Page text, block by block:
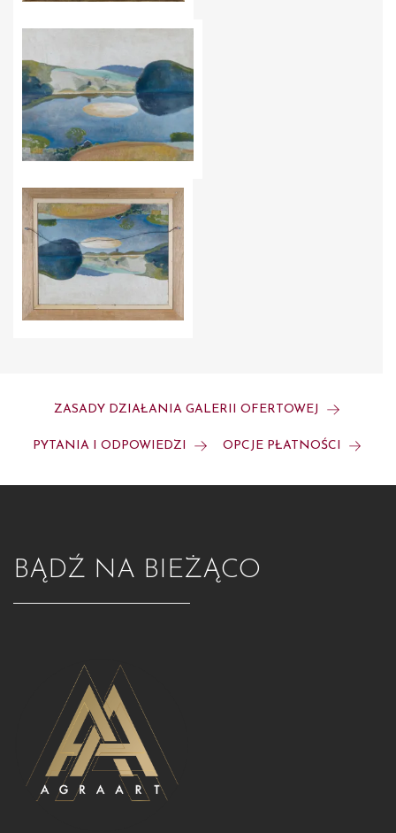
ZASADY DZIAŁANIA GALERII OFERTOWEJ
PYTANIA I ODPOWIEDZI OPCJE PŁATNOŚCI
BĄDŹ NA BIEŻĄCO